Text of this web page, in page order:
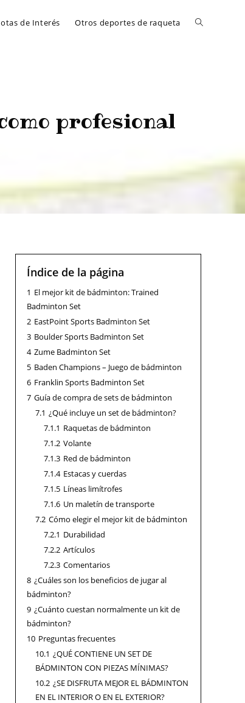
de Interés Otros deportes de raqueta
profesional
Índice de la página
1 El mejor kit de bádminton: Trained
Badminton Set
2 EastPoint Sports Badminton Set
3 Boulder Sports Badminton Set
4 Zume Badminton Set
5 Baden Champions – Juego de bádminton
6 Franklin Sports Badminton Set
7 Guía de compra de sets de bádminton
7.1 ¿Qué incluye un set de bádminton?
7.1.1 Raquetas de bádminton
7.1.2 Volante
7.1.3 Red de bádminton
7.1.4 Estacas y cuerdas
7.1.5 Líneas limítrofes
7.1.6 Un maletín de transporte
7.2 Cómo elegir el mejor kit de bádminton
7.2.1 Durabilidad
7.2.2 Artículos
7.2.3 Comentarios
8 ¿Cuáles son los beneficios de jugar al
bádminton?
9 ¿Cuánto cuestan normalmente un kit de
bádminton?
10 Preguntas frecuentes
10.1 ¿QUÉ CONTIENE UN SET DE
BÁDMINTON CON PIEZAS MÍNIMAS?
10.2 ¿SE DISFRUTA MEJOR EL BÁDMINTON
EN EL INTERIOR O EN EL EXTERIOR?